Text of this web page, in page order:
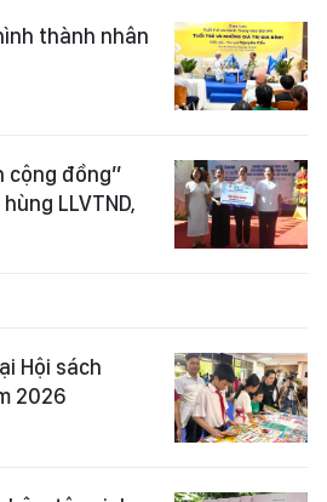
thành nhân
cộng đồng”
LLVTND,
Hội sách
2026